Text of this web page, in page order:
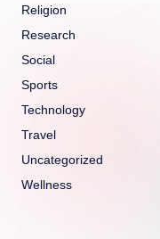
Religion
Research
Social
Sports
Technology
Travel
Uncategorized
Wellness